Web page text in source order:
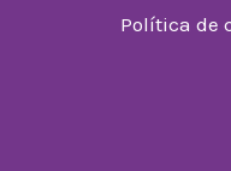
Política de